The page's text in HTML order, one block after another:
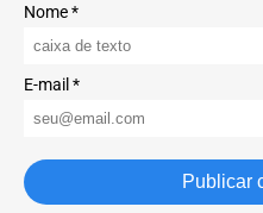
Nome *
E-mail *